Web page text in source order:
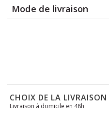
Mode de livraison
CHOIX DE LA LIVRAISON
Livraison à domicile en 48h